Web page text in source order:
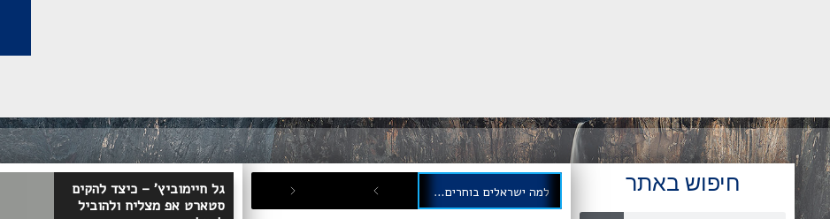
חיפוש באתר למה ישראלים בוחרים לבצע השתלות שיניים בגיאורגיה?
גל חיימוביץ' – כיצד להקים
סטארט אפ מצליח ולהוביל